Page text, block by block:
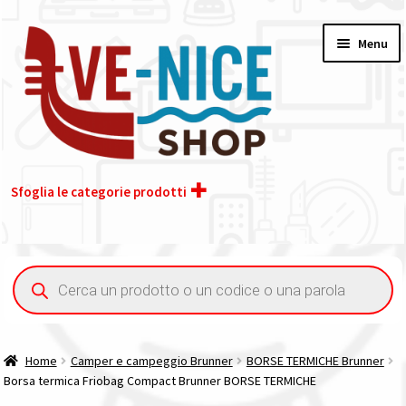
alla
navigazione
contenuto
Menu
Sfoglia le categorie prodotti
Acquisto iva 4% (agevolata)
Contatti
Ricerca
prodotti
Home Camper e campeggio Brunner
BORSE TERMICHE Brunner
Borsa termica Friobag Compact Brunner BORSE TERMICHE